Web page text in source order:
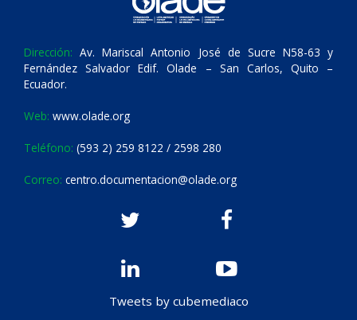
Dirección: Av. Mariscal Antonio José de Sucre N58-63 y
Fernández Salvador Edif. Olade – San Carlos, Quito –
Ecuador.
Web: www.olade.org
Teléfono: (593 2) 259 8122 / 2598 280
Correo: centro.documentacion@olade.org
Tweets by cubemediaco